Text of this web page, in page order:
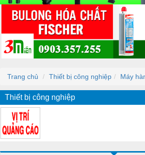
Trang chủ Thiết bị công nghiệp Máy
Thiết bị công nghiệp